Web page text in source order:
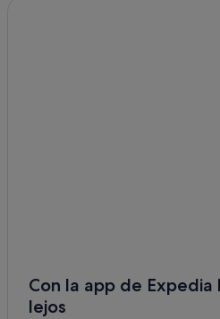
Distrito de Central Otago
Wellington hoteles
Con la app de Expedia
lejos